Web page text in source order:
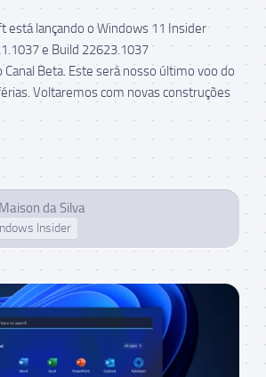
está lançando o Windows 11 Insider
e Build 22623.1037
Canal Beta. Este será nosso último voo do
Voltaremos com novas construções
Maison da Silva
Insider